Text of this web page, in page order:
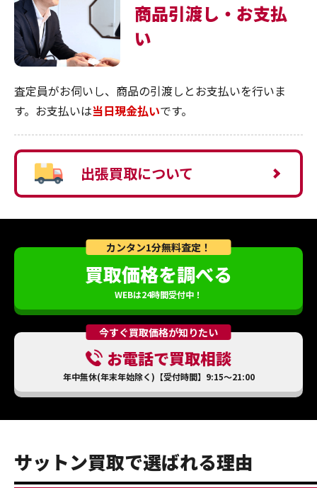
商品引渡し・お支払
い
査定員がお伺いし、商品の引渡しとお支払いを行いま
す。お支払いは当日現金払いです。
出張買取について
カンタン1分無料査定！
買取価格を調べる
WEBは24時間受付中！
今すぐ買取価格が知りたい
お電話で買取相談
年中無休(年末年始除く)【受付時間】9:15～21:00
サットン買取で選ばれる理由